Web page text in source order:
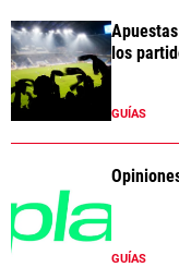
los
GUÍAS
GUÍAS